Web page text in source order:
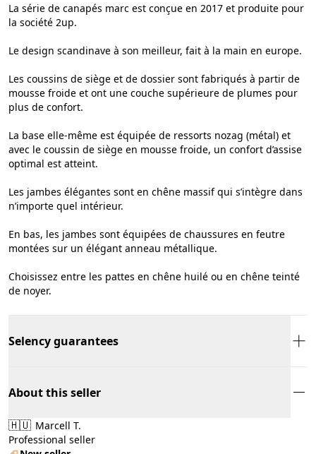
La série de canapés marc est conçue en 2017 et produite pour
la société 2up.
Le design scandinave à son meilleur, fait à la main en europe.
Les coussins de siège et de dossier sont fabriqués à partir de
mousse froide et ont une couche supérieure de plumes pour
plus de confort.
La base elle-même est équipée de ressorts nozag (métal) et
avec le coussin de siège en mousse froide, un confort d’assise
optimal est atteint.
Les jambes élégantes sont en chêne massif qui s’intègre dans
n’importe quel intérieur.
En bas, les jambes sont équipées de chaussures en feutre
montées sur un élégant anneau métallique.
Choisissez entre les pattes en chêne huilé ou en chêne teinté
de noyer.
Selency guarantees
About this seller
🇭🇺 Marcell T.
Professional seller